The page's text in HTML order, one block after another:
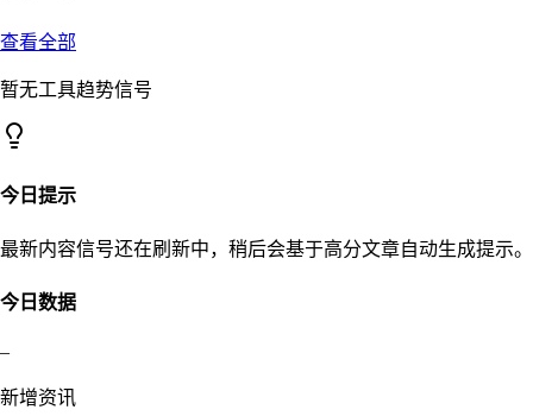
查看全部
暂无工具趋势信号
今日提示
最新内容信号还在刷新中，稍后会基于高分文章自动生成提示。
今日数据
–
新增资讯